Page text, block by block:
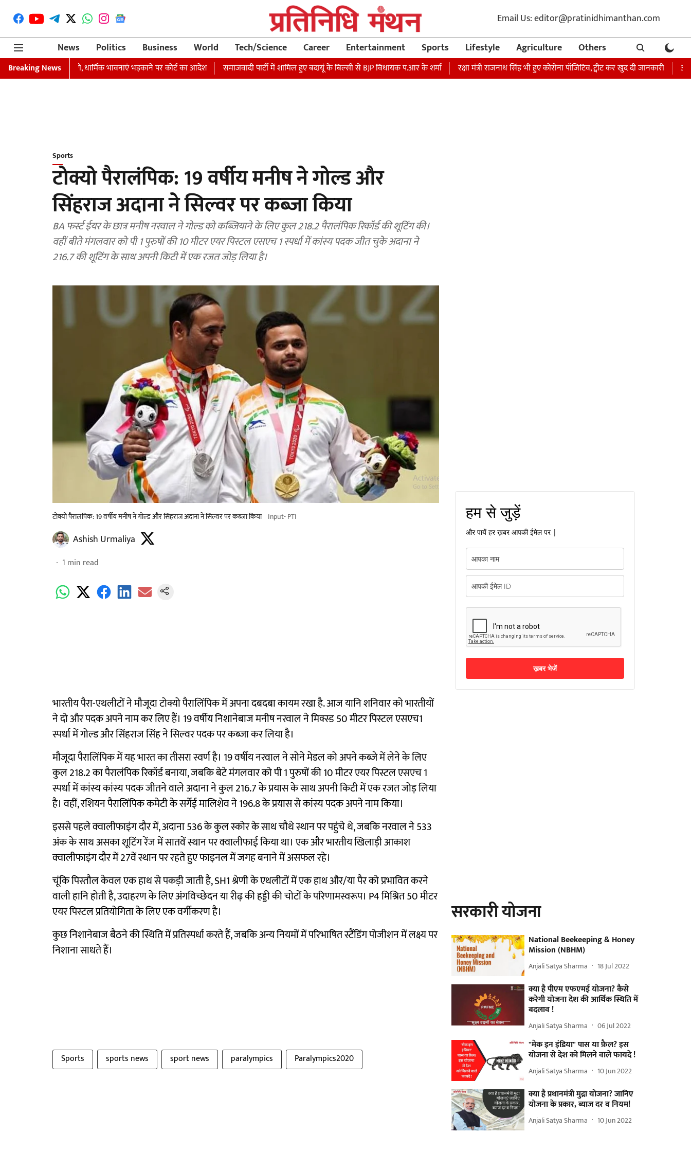
Email Us: editor@pratinidhimanthan.com
News
Politics Business World Tech/Science Career Entertainment Sports Lifestyle Agriculture Others
Breaking News
का वारंट जारी, धार्मिक भावनाएं भड़काने पर कोर्ट का आदेश समाजवादी पार्टी में शामिल हुए बदायूं के बिल्सी से BJP विधायक प.आर के शर्मा रक्षा मंत्री राजनाथ सिंह भी हुए कोरोना पॉजिटिव, ट्वीट कर खुद दी जानकारी अभिनेता
Sports
टोक्यो पैरालंपिक: 19 वर्षीय मनीष ने गोल्ड और
सिंहराज अदाना ने सिल्वर पर कब्ज़ा किया
BA फर्स्ट ईयर के छात्र मनीष नरवाल ने गोल्ड को कब्जियाने के लिए कुल 218.2 पैरालंपिक रिकॉर्ड की शूटिंग की।
वहीं बीते मंगलवार को पी 1 पुरुषों की 10 मीटर एयर पिस्टल एसएच 1 स्पर्धा में कांस्य पदक जीत चुके अदाना ने
216.7 की शूटिंग के साथ अपनी किटी में एक रजत जोड़ लिया है।
टोक्यो पैरालंपिक: 19 वर्षीय मनीष ने गोल्ड और सिंहराज अदाना ने सिल्वर पर कब्ज़ा किया Input- PTI
Ashish Urmaliya
1 min read
भारतीय पैरा-एथलीटों ने मौजूदा टोक्यो पैरालिंपिक में अपना दबदबा कायम रखा है. आज यानि शनिवार को भारतीयों
ने दो और पदक अपने नाम कर लिए हैं। 19 वर्षीय निशानेबाज मनीष नरवाल ने मिक्स्ड 50 मीटर पिस्टल एसएच1
स्पर्धा में गोल्ड और सिंहराज सिंह ने सिल्वर पदक पर कब्ज़ा कर लिया है।
मौजूदा पैरालिंपिक में यह भारत का तीसरा स्वर्ण है। 19 वर्षीय नरवाल ने सोने मेडल को अपने कब्जे में लेने के लिए
कुल 218.2 का पैरालंपिक रिकॉर्ड बनाया, जबकि बेटे मंगलवार को पी 1 पुरुषों की 10 मीटर एयर पिस्टल एसएच 1
स्पर्धा में कांस्य कांस्य पदक जीतने वाले अदाना ने कुल 216.7 के प्रयास के साथ अपनी किटी में एक रजत जोड़ लिया
है। वहीं, रशियन पैरालिंपिक कमेटी के सर्गेई मालिशेव ने 196.8 के प्रयास से कांस्य पदक अपने नाम किया।
इससे पहले क्वालीफाइंग दौर में, अदाना 536 के कुल स्कोर के साथ चौथे स्थान पर पहुंचे थे, जबकि नरवाल ने 533
अंक के साथ असका शूटिंग रेंज में सातवें स्थान पर क्वालीफाई किया था। एक और भारतीय खिलाड़ी आकाश
क्वालीफाइंग दौर में 27वें स्थान पर रहते हुए फाइनल में जगह बनाने में असफल रहे।
चूंकि पिस्तौल केवल एक हाथ से पकड़ी जाती है, SH1 श्रेणी के एथलीटों में एक हाथ और/या पैर को प्रभावित करने
वाली हानि होती है, उदाहरण के लिए अंगविच्छेदन या रीढ़ की हड्डी की चोटों के परिणामस्वरूप। P4 मिश्रित 50 मीटर
एयर पिस्टल प्रतियोगिता के लिए एक वर्गीकरण है।
कुछ निशानेबाज बैठने की स्थिति में प्रतिस्पर्धा करते हैं, जबकि अन्य नियमों में परिभाषित स्टैंडिंग पोजीशन में लक्ष्य पर
निशाना साधते हैं।
Sports sports news sport news paralympics Paralympics2020
हम से जुड़ें
और पायें हर ख़बर आपकी ईमेल पर |
ख़बर भेजें
सरकारी योजना
National Beekeeping & Honey
Mission (NBHM)
Anjali Satya Sharma 18 Jul 2022
क्या है पीएम एफएमई योजना? कैसे
करेगी योजना देश की आर्थिक स्थिति में
बदलाव !
Anjali Satya Sharma 06 Jul 2022
"मेक इन इंडिया" पास या फ़ैल? इस
योजना से देश को मिलने वाले फायदे !
Anjali Satya Sharma 10 Jun 2022
क्या है प्रधानमंत्री मुद्रा योजना? जानिए
योजना के प्रकार, ब्याज दर व नियम!
Anjali Satya Sharma 10 Jun 2022